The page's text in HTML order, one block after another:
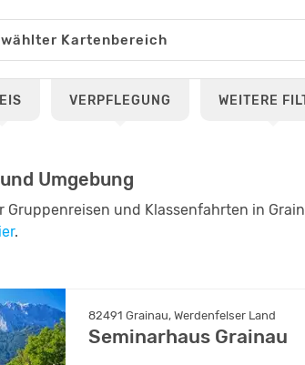
VERPFLEGUNG WEITERE
Umgebung
Gruppenreisen und Klassenfahrten in
.
82491 Grainau, Werdenfelser Land
Seminarhaus Grainau